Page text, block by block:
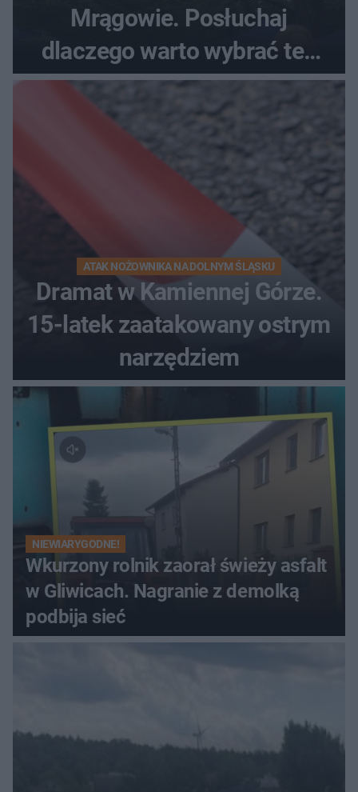
Mrągowie. Posłuchaj
dlaczego warto wybrać ten
kierunek na urlop!
ATAK NOŻOWNIKA NA DOLNYM ŚLĄSKU
Dramat w Kamiennej Górze.
15-latek zaatakowany ostrym
narzędziem
NIEWIARYGODNE!
Wkurzony rolnik zaorał świeży asfalt
w Gliwicach. Nagranie z demolką
podbija sieć